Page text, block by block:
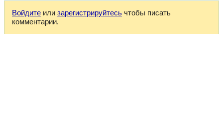
Войдите или зарегистрируйтесь чтобы писать
комментарии.